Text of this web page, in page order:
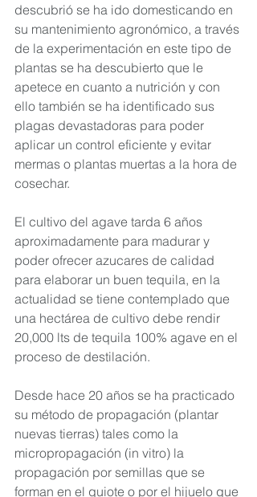
descubrió se ha ido domesticando en
su mantenimiento agronómico, a través
de la experimentación en este tipo de
plantas se ha descubierto que le
apetece en cuanto a nutrición y con
ello también se ha identificado sus
plagas devastadoras para poder
aplicar un control eficiente y evitar
mermas o plantas muertas a la hora de
cosechar.
El cultivo del agave tarda 6 años
aproximadamente para madurar y
poder ofrecer azucares de calidad
para elaborar un buen tequila, en la
actualidad se tiene contemplado que
una hectárea de cultivo debe rendir
20,000 lts de tequila 100% agave en el
proceso de destilación.
Desde hace 20 años se ha practicado
su método de propagación (plantar
nuevas tierras) tales como la
micropropagación (in vitro) la
propagación por semillas que se
forman en el quiote o por el hijuelo que